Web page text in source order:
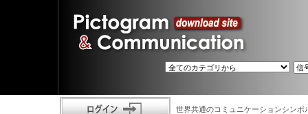
世界共通のコミュニケーションシン